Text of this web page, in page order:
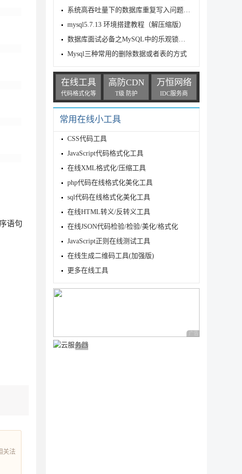
语句
关法
系统高吞吐量下的数据库重复写入问题分析解决
mysql5.7.13 环境搭建教程（解压缩版）
数据库面试必备之MySQL中的乐观锁与悲观锁
Mysql三种常用的删除数据或者表的方式
在线工具
代码格式化等
高防CDN
T级 防护
万恒网络
IDC服务商
常用在线小工具
CSS代码工具
JavaScript代码格式化工具
在线XML格式化/压缩工具
php代码在线格式化美化工具
sql代码在线格式化美化工具
在线HTML转义/反转义工具
在线JSON代码检验/检验/美化/格式化
JavaScript正则在线测试工具
在线生成二维码工具(加强版)
更多在线工具
广告 商业广告，理性
广告 商业广告，理性选择